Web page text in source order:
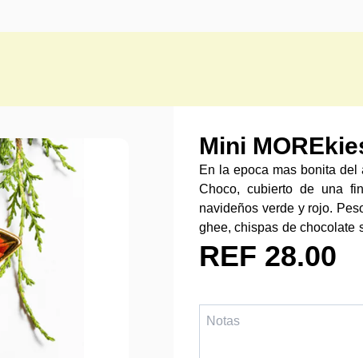
Mini
En la epoca mas bonita
Choco, cubierto de una
navideños verde y rojo.
ghee, chispas de chocolate
a temperatura ambiente. 15
REF 28.00